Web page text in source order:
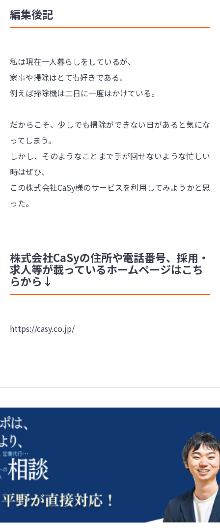
編集後記
私は現在一人暮らしをしているが、
家事や掃除はとても好きである。
例えば掃除機は二日に一度はかけている。
だからこそ、少しでも掃除ができない日があると気にな
ってしまう。
しかし、そのようなことまで手が回せないような忙しい
時はぜひ、
この株式会社CaSy様のサービスを利用してみようかと思
った。
株式会社CaSyの住所や電話番号、採用・
求人等が載っているホームページはこち
らから↓
https://casy.co.jp/